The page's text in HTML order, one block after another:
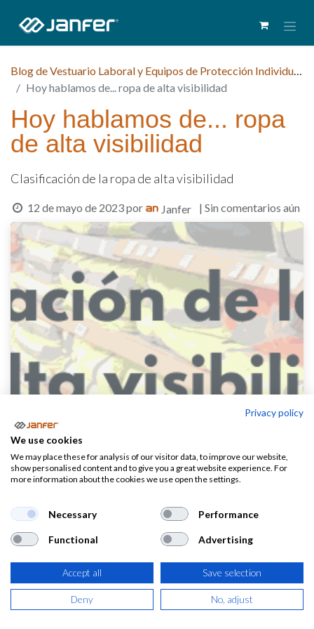
Blog de Vestuario Laboral y Equipos de Protección Individual (EPI)
Hoy hablamos de... ropa de alta visibilidad
Hoy hablamos de... ropa
de alta visibilidad
Clasificación de la ropa de alta visibilidad
12 de mayo de 2023por Janfer | Sin comentarios aún
categorías en las que se clasifica la ropa de alta
visibilidad. Porque no todos nuestros clientes son
tipo de prendas, queremos facilitar su decisión de
compra.
Privacy policy
We use cookies
We may place these for analysis of our visitor data, to improve our website,
show personalised content and to give you a great website experience. For
more information about the cookies we use open the settings.
Necessary Performance
Functional Advertising
Accept all Save selection
Deny No, adjust